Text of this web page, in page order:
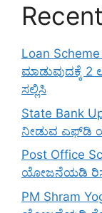
Loan Scheme
ಮಾಡುವುದಕ್ಕೆ
ಸಲ್ಲಿಸಿ
State Bank
ನೀಡುವ ಎಫ್‌ಡಿ
Post Office
ಯೋಜನೆಯಡಿ ರಿಸ್ಕ್‌
PM Shram